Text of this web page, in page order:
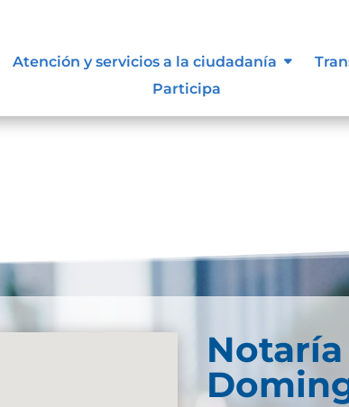
Atención y servicios a la ciudadanía
Participa